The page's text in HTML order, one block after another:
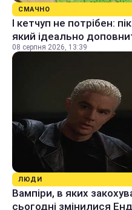
СМАЧНО
І кетчуп не потрібен:
який ідеально
08 серпня 2026, 13:39
ЛЮДИ
Вампіри, в яких
сьогодні змінилися